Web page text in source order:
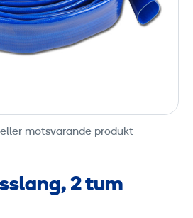
motsvarande produkt
2 tum